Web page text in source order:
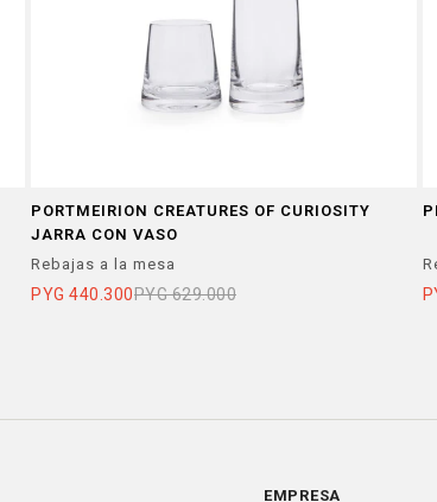
PORTMEIRION CREATURES OF CURIOSITY
JARRA CON VASO
Rebajas a la mesa
PYG 440.300PYG 629.000
EMPRESA